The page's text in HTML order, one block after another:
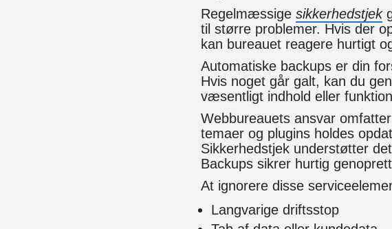
Regelmæssige sikkerhedstjek
til større problemer. Hvis der
kan bureauet reagere hurtigt
Automatiske backups er din
Hvis noget går galt, kan du
væsentligt indhold eller
Webbureauets ansvar
temaer og plugins holdes
Sikkerhedstjek understøtter
Backups sikrer hurtig
At ignorere disse
Langvarige driftsstop